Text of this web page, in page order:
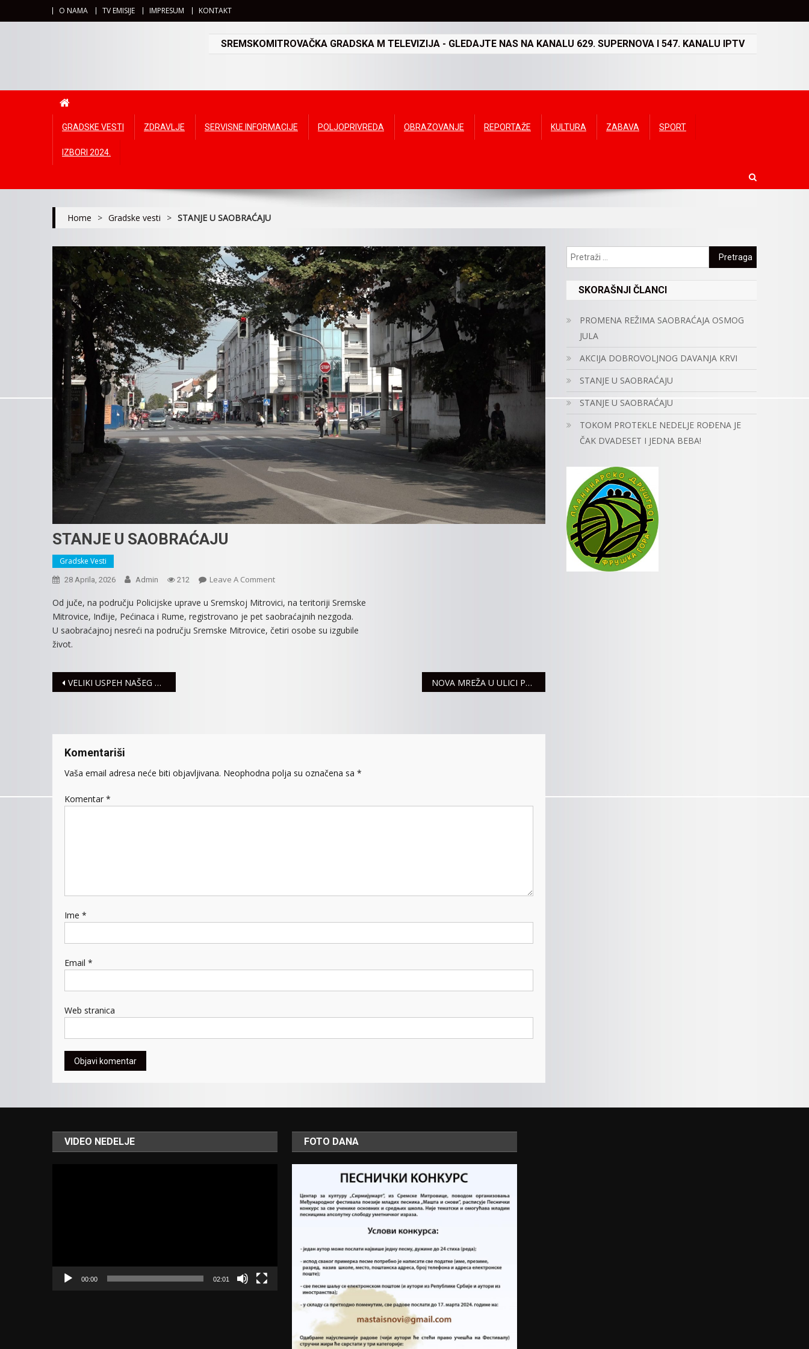
O NAMA TV EMISIJE IMPRESUM KONTAKT
SREMSKOMITROVAČKA GRADSKA M TELEVIZIJA - GLEDAJTE NAS NA KANALU 629. SUPERNOVA I 547. KANALU IPTV
GRADSKE VESTI ZDRAVLJE SERVISNE INFORMACIJE POLJOPRIVREDA OBRAZOVANJE REPORTAŽE KULTURA ZABAVA SPORT
IZBORI 2024.
Home > Gradske vesti > STANJE U SAOBRAĆAJU
STANJE U SAOBRAĆAJU
Gradske Vesti
28 Aprila, 2026 Admin 212 Leave A CommentOn
U
SAOBRAĆAJU
Od juče, na području Policijske uprave u Sremskoj Mitrovici, na teritoriji Sremske
Mitrovice, Inđije, Pećinaca i Rume, registrovano je pet saobraćajnih nezgoda.
U saobraćajnoj nesreći na području Sremske Mitrovice, četiri osobe su izgubile
život.
Navigacija
VELIKI USPEH NAŠEG PLIVAČA BOŠKA ĐEKIĆA NOVA MREŽA U ULICI PETRA PRERADOVIĆA
Komentariši
Vaša email adresa neće biti objavljivana. Neophodna polja su označena sa *
Komentar *
Ime *
Email *
Web stranica
Pretraga:
SKORAŠNJI ČLANCI
PROMENA REŽIMA SAOBRAĆAJA OSMOG
JULA
AKCIJA DOBROVOLJNOG DAVANJA KRVI
STANJE U SAOBRAĆAJU
STANJE U SAOBRAĆAJU
TOKOM PROTEKLE NEDELJE ROĐENA JE
ČAK DVADESET I JEDNA BEBA!
VIDEO NEDELJE
00:00 02:01
FOTO DANA